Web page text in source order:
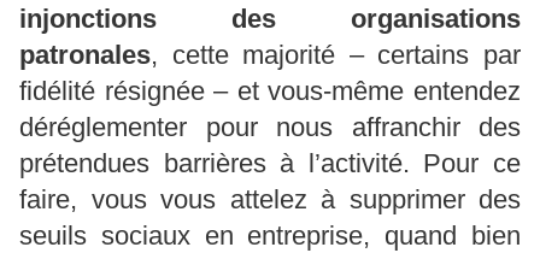
injonctions des organisations
patronales, cette majorité – certains par
fidélité résignée – et vous-même entendez
déréglementer pour nous affranchir des
prétendues barrières à l’activité. Pour ce
faire, vous vous attelez à supprimer des
seuils sociaux en entreprise, quand bien